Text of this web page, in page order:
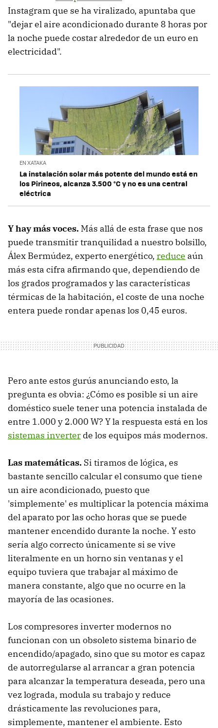
Instagram que se ha viralizado, apuntaba que
"dejar el aire acondicionado durante 8 horas por
la noche puede costar alrededor de un euro en
electricidad".
EN XATAKA
La instalación solar más potente del mundo está en
los Pirineos, alcanza 3.500 °C y no es una central
eléctrica
Y hay más voces. Más allá de esta frase que nos
puede transmitir tranquilidad a nuestro bolsillo,
Álex Bermúdez, experto energético, reduce aún
más esta cifra afirmando que, dependiendo de
los grados programados y las características
térmicas de la habitación, el coste de una noche
entera puede rondar apenas los 0,45 euros.
Pero ante estos gurús anunciando esto, la
pregunta es obvia: ¿Cómo es posible si un aire
doméstico suele tener una potencia instalada de
entre 1.000 y 2.000 W? Y la respuesta está en los
sistemas inverter de los equipos más modernos.
Las matemáticas. Si tiramos de lógica, es
bastante sencillo calcular el consumo que tiene
un aire acondicionado, puesto que
'simplemente' es multiplicar la potencia máxima
del aparato por las ocho horas que se puede
mantener encendido durante la noche. Y esto
sería algo correcto únicamente si se vive
literalmente en un horno sin ventanas y el
equipo tuviera que trabajar al máximo de
manera constante, algo que no ocurre en la
mayoría de las ocasiones.
Los compresores inverter modernos no
funcionan con un obsoleto sistema binario de
encendido/apagado, sino que su motor es capaz
de autorregularse al arrancar a gran potencia
para alcanzar la temperatura deseada, pero una
vez lograda, modula su trabajo y reduce
drásticamente las revoluciones para,
simplemente, mantener el ambiente. Esto